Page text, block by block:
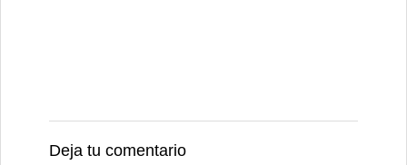
Deja tu comentario